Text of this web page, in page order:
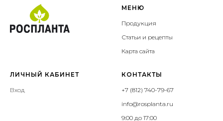
МЕНЮ
Продукция
Статьи и рецепты
Карта сайта
ЛИЧНЫЙ КАБИНЕТ
Вход
КОНТАКТЫ
+7 (812) 740-79-67
info@rosplanta.ru
9:00 до 17:00